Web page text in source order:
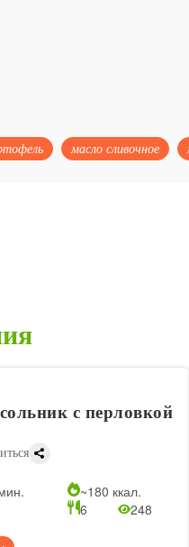
масло сливочное
с перловкой
~180 ккал.
6 248